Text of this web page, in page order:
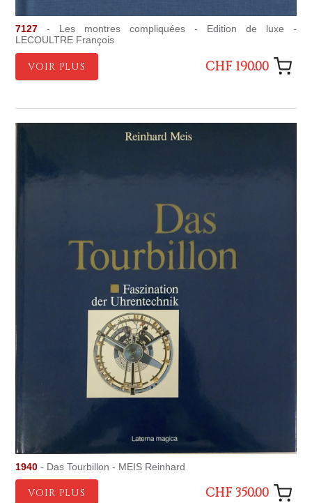
7127 - Les montres compliquées - Edition de luxe -
LECOULTRE François
VOIR PLUS CHF 190.00
1940 - Das Tourbillon - MEIS Reinhard
VOIR PLUS CHF 350.00